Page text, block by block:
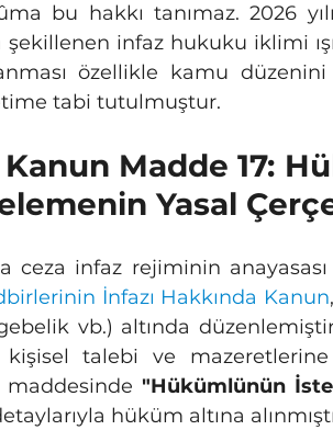
bu hakkı tanımaz. 2026
şekillenen infaz hukuku iklimi
özellikle kamu düzenini
tabi tutulmuştur.
Kanun Madde 17:
Yasal
infaz rejiminin anayasası
İnfazı Hakkında Kanun
vb.) altında
talebi ve
maddesinde "Hükümlünün
hüküm altına